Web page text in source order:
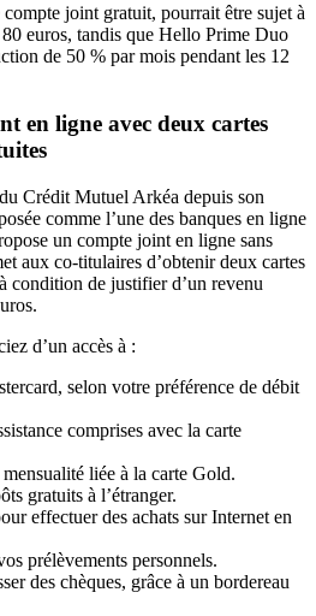
joint gratuit, pourrait être sujet à
euros, tandis que Hello Prime Duo
de 50 % par mois pendant les 12
en ligne avec deux cartes
Crédit Mutuel Arkéa depuis son
comme l’une des banques en ligne
un compte joint en ligne sans
aux co-titulaires d’obtenir deux cartes
condition de justifier d’un revenu
d’un accès à :
selon votre préférence de débit
comprises avec la carte
liée à la carte Gold.
gratuits à l’étranger.
effectuer des achats sur Internet en
prélèvements personnels.
des chèques, grâce à un bordereau